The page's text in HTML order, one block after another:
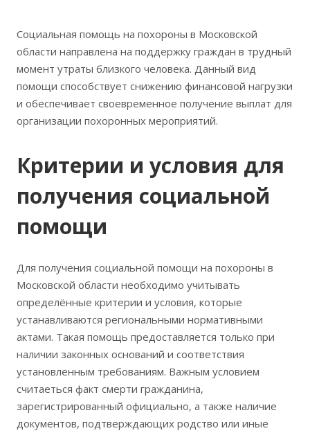
Социальная помощь на похороны в Московской
области направлена на поддержку граждан в трудный
момент утраты близкого человека. Данный вид
помощи способствует снижению финансовой нагрузки
и обеспечивает своевременное получение выплат для
организации похоронных мероприятий.
Критерии и условия для
получения социальной
помощи
Для получения социальной помощи на похороны в
Московской области необходимо учитывать
определённые критерии и условия, которые
устанавливаются региональными нормативными
актами. Такая помощь предоставляется только при
наличии законных оснований и соответствия
установленным требованиям. Важным условием
считаеться факт смерти гражданина,
зарегистрированный официально, а также наличие
документов, подтверждающих родство или иные